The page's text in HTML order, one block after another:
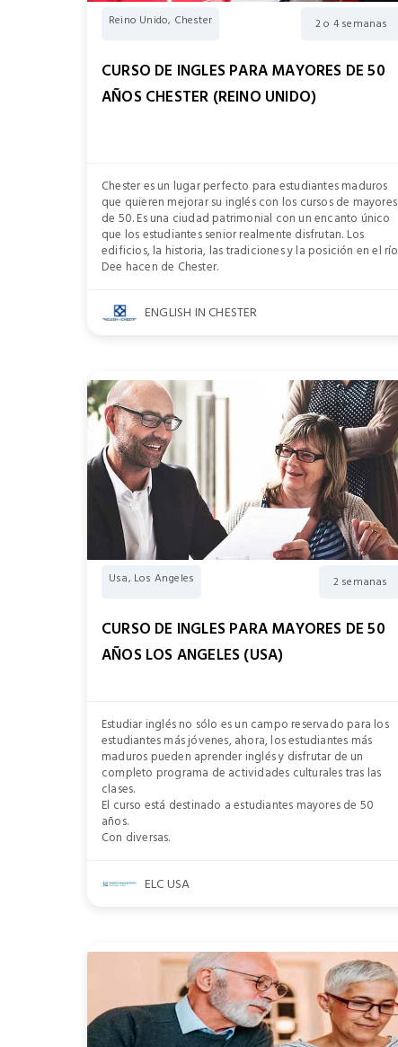
Reino Unido, Chester 2 o 4 semanas
CURSO DE INGLES PARA MAYORES DE 50
AÑOS CHESTER (REINO UNIDO)
Chester es un lugar perfecto para estudiantes maduros
que quieren mejorar su inglés con los cursos de mayores
de 50. Es una ciudad patrimonial con un encanto único
que los estudiantes senior realmente disfrutan. Los
edificios, la historia, las tradiciones y la posición en el río
Dee hacen de Chester.
ENGLISH IN CHESTER
Usa, Los Angeles 2 semanas
CURSO DE INGLES PARA MAYORES DE 50
AÑOS LOS ANGELES (USA)
Estudiar inglés no sólo es un campo reservado para los
estudiantes más jóvenes, ahora, los estudiantes más
maduros pueden aprender inglés y disfrutar de un
completo programa de actividades culturales tras las
clases.
El curso está destinado a estudiantes mayores de 50
años.
Con diversas.
ELC USA